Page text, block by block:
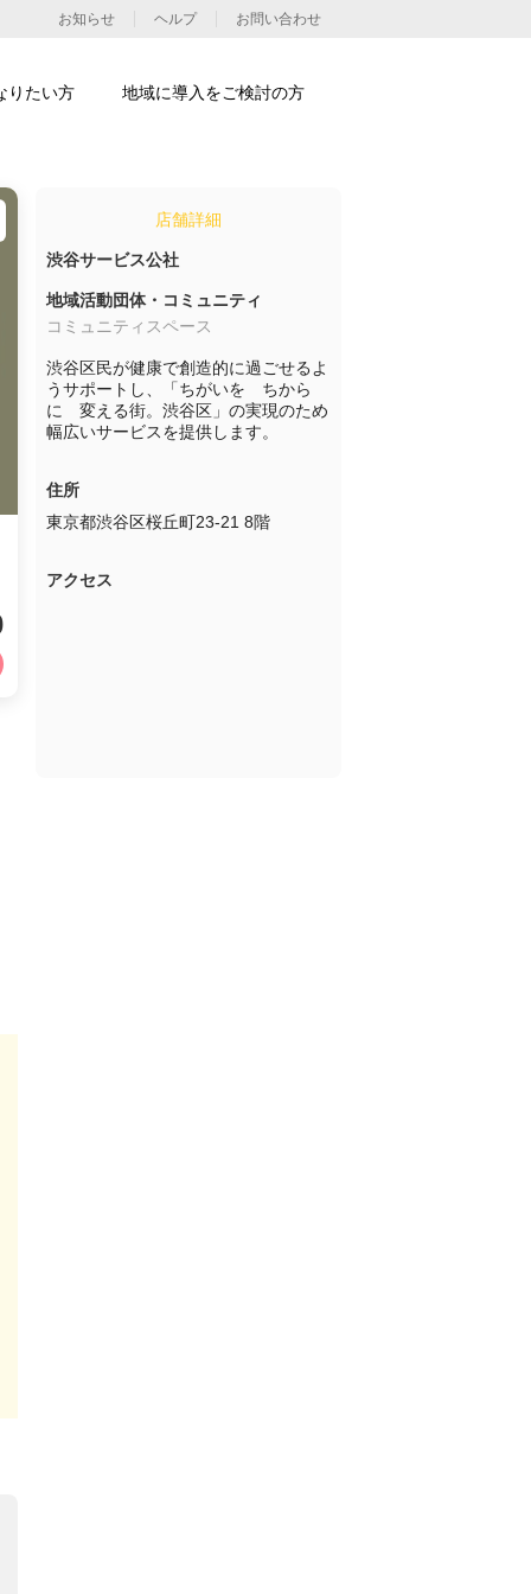
店舗詳細
渋谷サービス公社
地域活動団体・コミュニティ
コミュニティスペース
渋谷区民が健康で創造的に過ごせるよ
うサポートし、「ちがいを　ちから
に　変える街。渋谷区」の実現のため
住所
東京都渋谷区桜丘町23-21 8階
アクセス
お知らせ ヘルプ お問い合わせ
りたい方 地域に導入をご検討の方